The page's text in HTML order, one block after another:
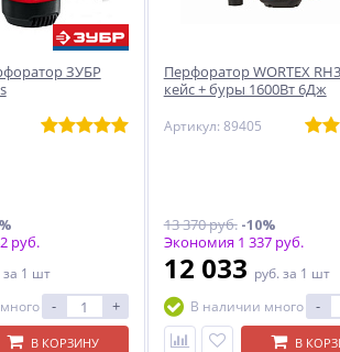
ЗУБР
руб.
за 1 шт
- +
В КОРЗИНУ
Перфоратор WORTEX
кейс + буры 1600Вт 6Дж
Артикул: 89405
13 370 руб.-10%
Экономия 1 337 руб.
12 033 руб. за 1 шт
В наличии много
-
В